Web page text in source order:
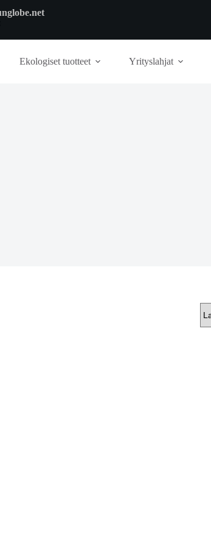
Ekologiset tuotteet Yrityslahjat